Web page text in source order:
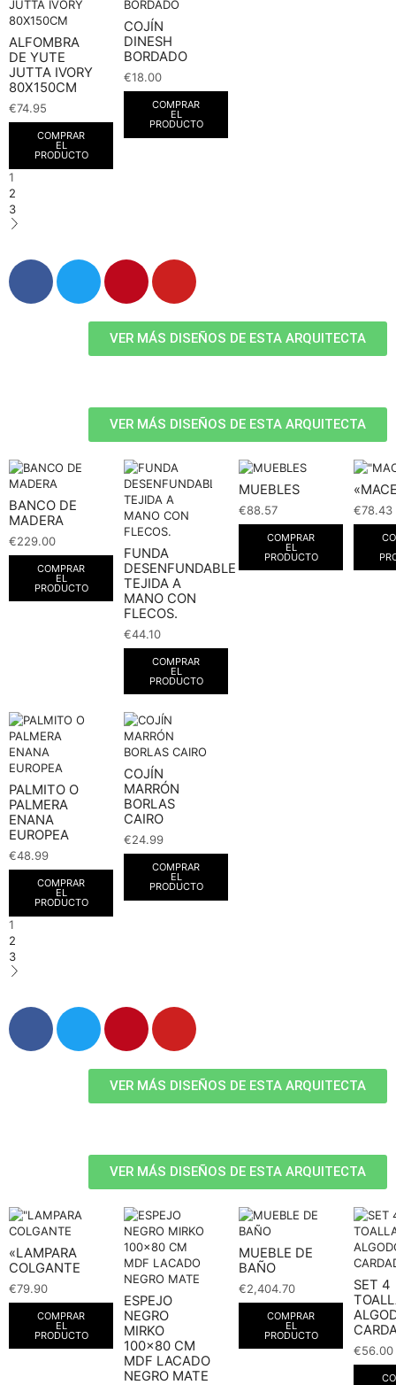
ALFOMBRA
DE YUTE
JUTTA IVORY
80X150CM
€74.95
COMPRAR
EL
PRODUCTO
COJÍN
DINESH
BORDADO
€18.00
COMPRAR
EL
PRODUCTO
1
2
3
VER MÁS DISEÑOS DE ESTA ARQUITECTA
VER MÁS DISEÑOS DE ESTA ARQUITECTA
BANCO DE
MADERA
€229.00
COMPRAR
EL
PRODUCTO
FUNDA
DESENFUNDABLE
TEJIDA A
MANO CON
FLECOS.
€44.10
COMPRAR
EL
PRODUCTO
MUEBLES
€88.57
COMPRAR
EL
PRODUCTO
€78.43
PALMITO O
PALMERA
ENANA
EUROPEA
€48.99
COMPRAR
EL
PRODUCTO
COJÍN
MARRÓN
BORLAS
CAIRO
€24.99
COMPRAR
EL
PRODUCTO
1
2
3
VER MÁS DISEÑOS DE ESTA ARQUITECTA
VER MÁS DISEÑOS DE ESTA ARQUITECTA
«LAMPARA
COLGANTE
€79.90
COMPRAR
EL
PRODUCTO
ESPEJO
NEGRO
MIRKO
100×80 CM
MDF LACADO
NEGRO MATE
MUEBLE DE
BAÑO
€2,404.70
COMPRAR
EL
PRODUCTO
SET 4
€56.00